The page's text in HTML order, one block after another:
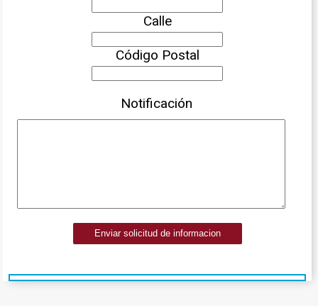
Calle
Código Postal
Notificación
Enviar solicitud de informacion